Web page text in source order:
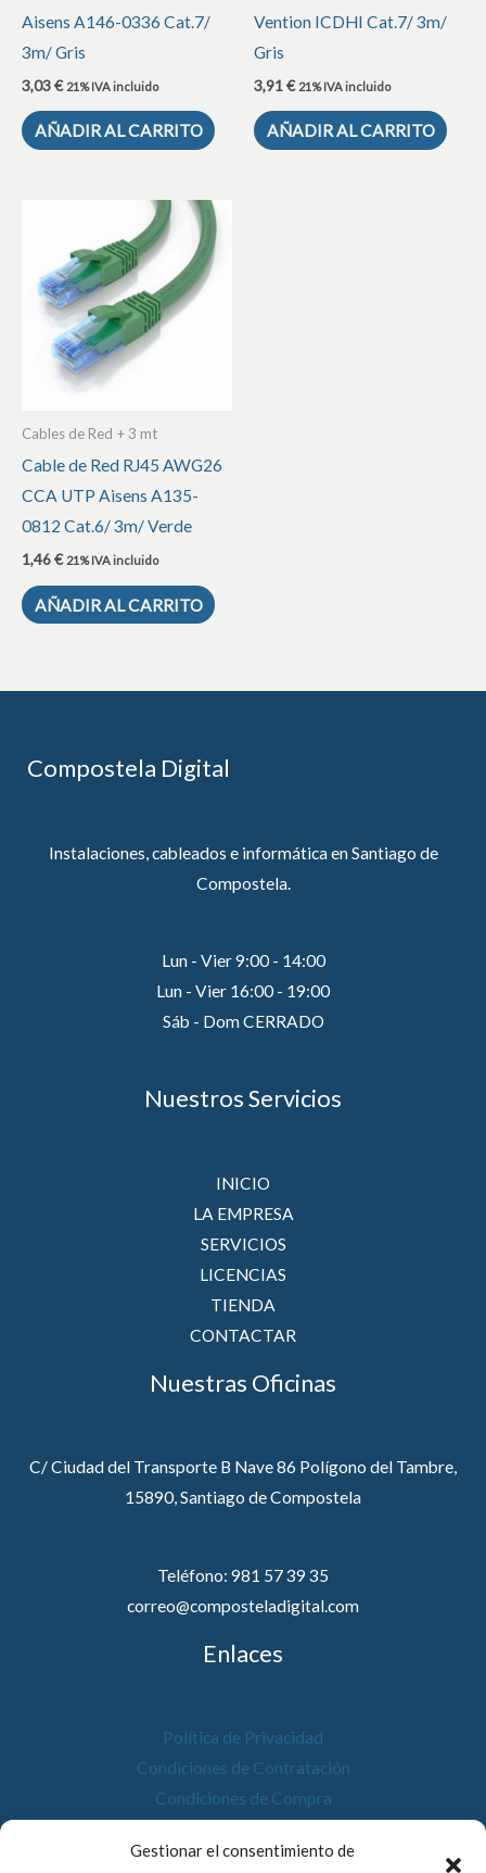
Gestionar el consentimiento de
Aisens A146-0336 Cat.7/
3m/ Gris
3,03€ 21% IVA incluido
AÑADIR AL CARRITO
Vention ICDHI Cat.7/ 3m/
Gris
3,91€ 21% IVA incluido
AÑADIR AL CARRITO
Cables de Red + 3 mt
Cable de Red RJ45 AWG26
CCA UTP Aisens A135-
0812 Cat.6/ 3m/ Verde
1,46€ 21% IVA incluido
AÑADIR AL CARRITO
Compostela Digital
Instalaciones, cableados e informática en Santiago de
Compostela.
Lun - Vier 9:00 - 14:00
Lun - Vier 16:00 - 19:00
Sáb - Dom CERRADO
Nuestros Servicios
INICIO
LA EMPRESA
SERVICIOS
LICENCIAS
TIENDA
CONTACTAR
Nuestras Oficinas
C/ Ciudad del Transporte B Nave 86 Polígono del Tambre,
15890, Santiago de Compostela
Teléfono: 981 57 39 35
correo@composteladigital.com
Enlaces
Política de Privacidad
Condiciones de Contratación
Condiciones de Compra
Política de Cookies